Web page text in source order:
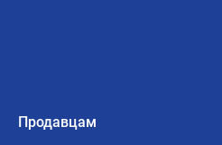
Продавцам